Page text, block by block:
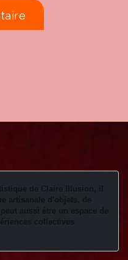
de Claire Illusion, il
artisanale d'objets, de
aussi être un espace de
collectives